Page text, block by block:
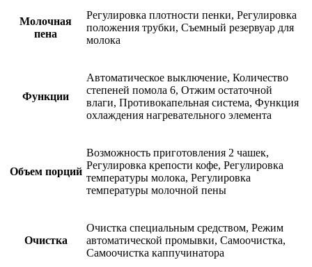
Молочная
пена
Регулировка плотности пенки, Регулировка
положения трубки, Съемный резервуар для
молока
Функции
Автоматическое выключение, Количество
степеней помола 6, Отжим остаточной
влаги, Противокапельная система, Функция
охлаждения нагревательного элемента
Объем порций
Возможность приготовления 2 чашек,
Регулировка крепости кофе, Регулировка
температуры молока, Регулировка
температуры молочной пены
Очистка
Очистка специальным средством, Режим
автоматической промывки, Самоочистка,
Самоочистка каппучинатора